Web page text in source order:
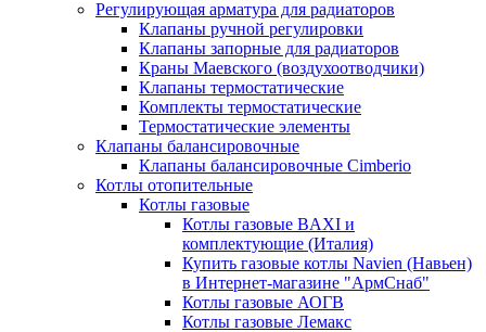
Регулирующая арматура для радиаторов
Клапаны ручной регулировки
Клапаны запорные для радиаторов
Краны Маевского (воздухоотводчики)
Клапаны термостатические
Комплекты термостатические
Термостатические элементы
Клапаны балансировочные
Клапаны балансировочные Cimberio
Котлы отопительные
Котлы газовые
Котлы газовые BAXI и
комплектующие (Италия)
Купить газовые котлы Navien (Навьен)
в Интернет-магазине "АрмСнаб"
Котлы газовые АОГВ
Котлы газовые Лемакс